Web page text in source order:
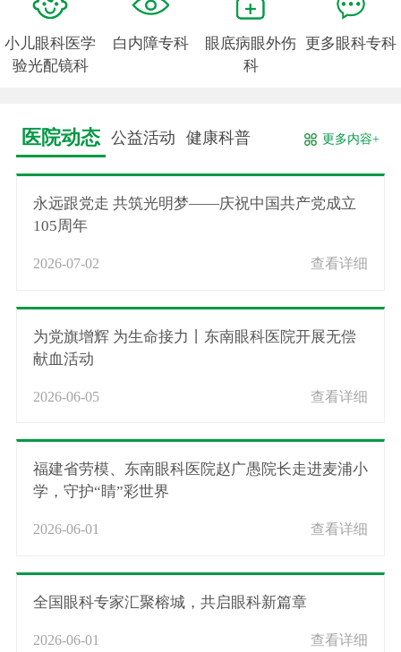
小儿眼科医学
验光配镜科
白内障专科
眼底病眼外伤
科
更多眼科专科
医院动态 公益活动 健康科普 更多内容+
永远跟党走 共筑光明梦——庆祝中国共产党成立
105周年
2026-07-02 查看详细
为党旗增辉 为生命接力丨东南眼科医院开展无偿
献血活动
2026-06-05 查看详细
福建省劳模、东南眼科医院赵广愚院长走进麦浦小
学，守护“睛”彩世界
2026-06-01 查看详细
全国眼科专家汇聚榕城，共启眼科新篇章
2026-06-01 查看详细